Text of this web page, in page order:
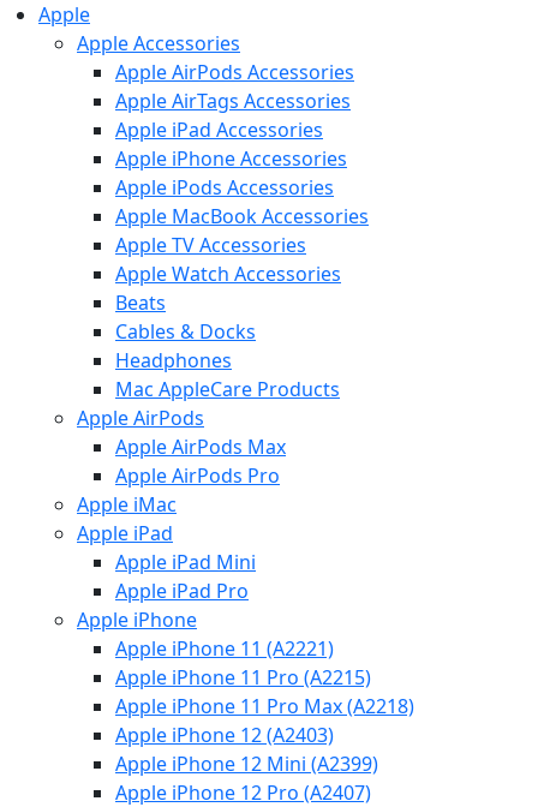
Apple
Apple Accessories
Apple AirPods Accessories
Apple AirTags Accessories
Apple iPad Accessories
Apple iPhone Accessories
Apple iPods Accessories
Apple MacBook Accessories
Apple TV Accessories
Apple Watch Accessories
Beats
Cables & Docks
Headphones
Mac AppleCare Products
Apple AirPods
Apple AirPods Max
Apple AirPods Pro
Apple iMac
Apple iPad
Apple iPad Mini
Apple iPad Pro
Apple iPhone
Apple iPhone 11 (A2221)
Apple iPhone 11 Pro (A2215)
Apple iPhone 11 Pro Max (A2218)
Apple iPhone 12 (A2403)
Apple iPhone 12 Mini (A2399)
Apple iPhone 12 Pro (A2407)